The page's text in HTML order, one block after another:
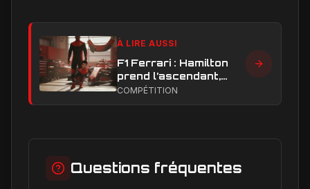
À LIRE AUSSI
F1 Ferrari : Hamilton
prend l’ascendant,
Leclerc sous pression
COMPÉTITION
Questions fréquentes